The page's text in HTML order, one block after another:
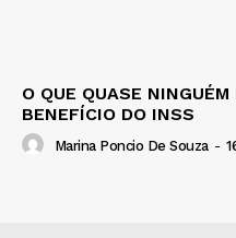
O QUE QUASE
BENEFÍCIO DO INSS
Marina Poncio De Souza -